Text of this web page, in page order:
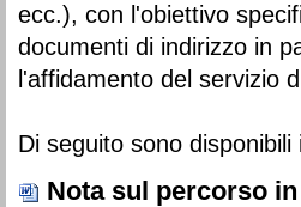
ecc.), con l'obiettivo
documenti di indirizzo in
l'affidamento del servizio
Di seguito sono disponibili
Nota sul percorso